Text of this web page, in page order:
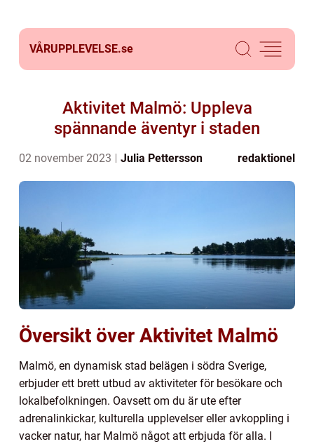
VÅRUPPLEVELSE.se
Aktivitet Malmö: Uppleva
spännande äventyr i staden
02 november 2023 Julia Pettersson redaktionel
Översikt över Aktivitet Malmö
Malmö, en dynamisk stad belägen i södra Sverige,
erbjuder ett brett utbud av aktiviteter för besökare och
lokalbefolkningen. Oavsett om du är ute efter
adrenalinkickar, kulturella upplevelser eller avkoppling i
vacker natur, har Malmö något att erbjuda för alla. I